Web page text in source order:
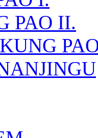
PAO II.